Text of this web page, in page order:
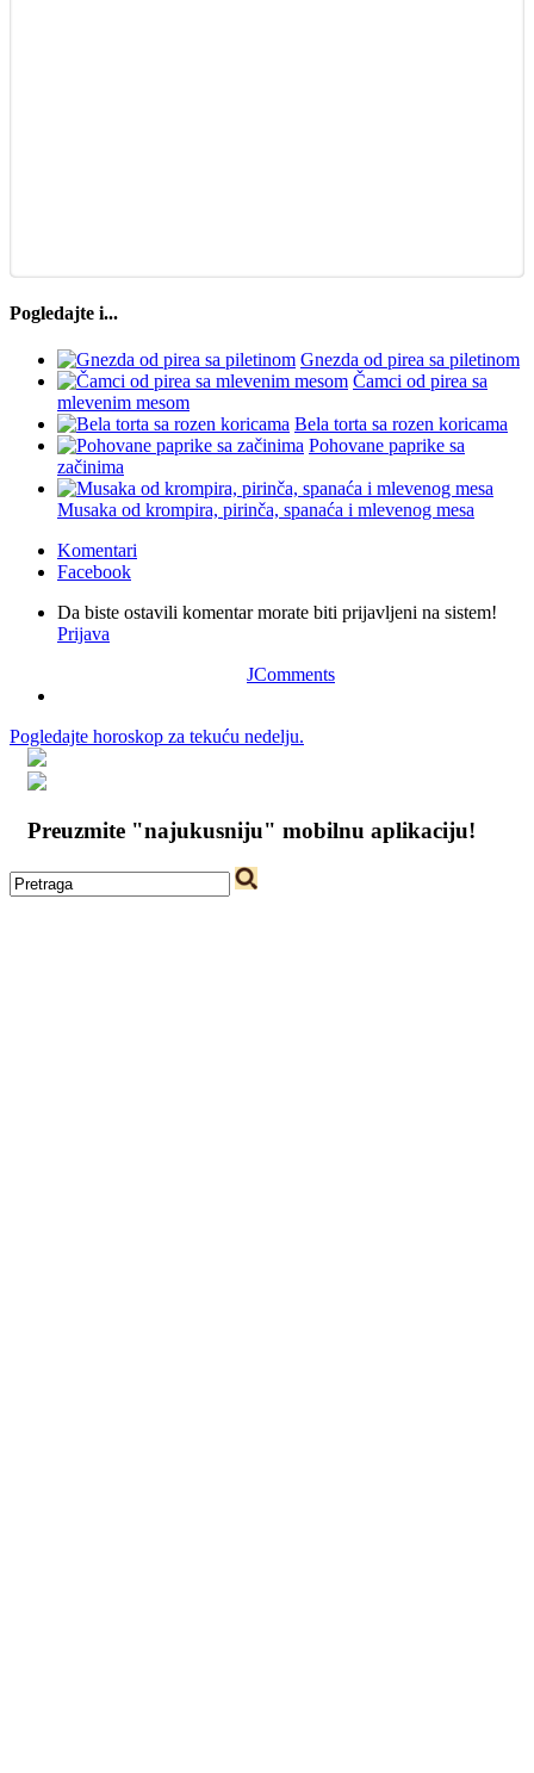
Pogledajte i...
Gnezda od pirea sa piletinom
Čamci od pirea sa
mlevenim mesom
Bela torta sa rozen koricama
Pohovane paprike sa
začinima
Musaka od krompira, pirinča, spanaća i mlevenog mesa
Komentari
Facebook
Da biste ostavili komentar morate biti prijavljeni na sistem!
Prijava
JComments
Pogledajte horoskop za tekuću nedelju.
Preuzmite "najukusniju" mobilnu aplikaciju!